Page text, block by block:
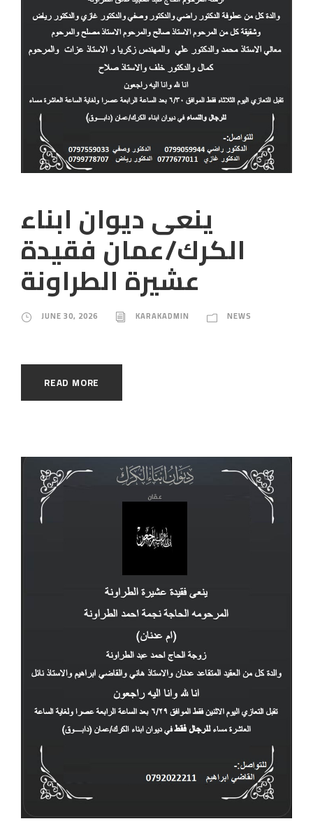
ينعى ديوان ابناء
الكرك/عمان فقيدة
عشيرة الطراونة
JUNE 30, 2026 KARAKADMIN NEWS
READ MORE